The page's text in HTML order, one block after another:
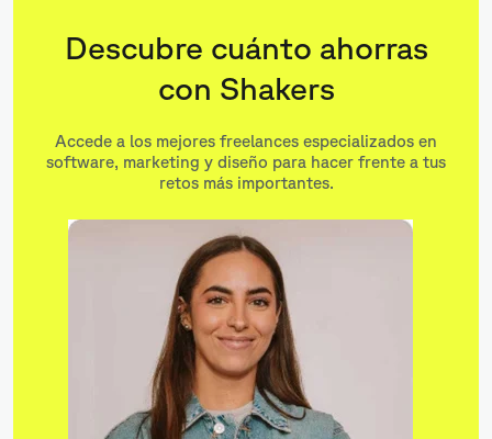
Descubre cuánto ahorras
con Shakers
Accede a los mejores freelances especializados en
software, marketing y diseño para hacer frente a tus
retos más importantes.